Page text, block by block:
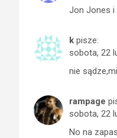
Jon Jones i
k pisze:
sobota, 22
nie
rampage
sobota, 22
No na